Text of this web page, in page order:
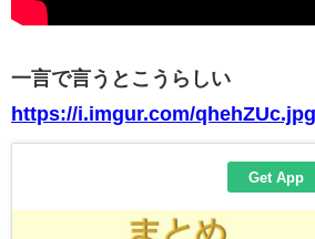
一言で言うとこうらしい
https://i.imgur.com/qhehZUc.jpg